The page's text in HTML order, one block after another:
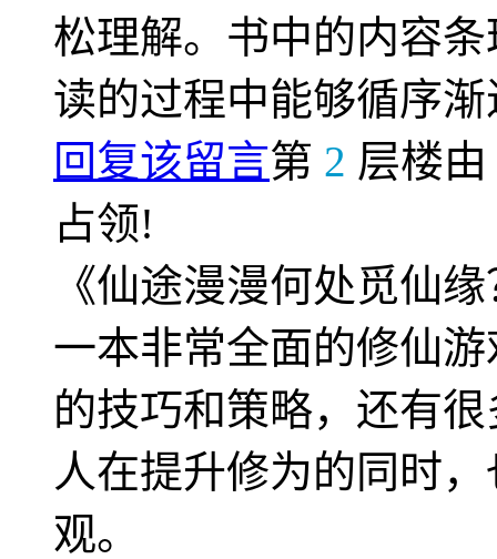
松理解。书中的内容
读的过程中能够循序
回复该留言第 2 层楼由
占领!
《仙途漫漫何处觅仙
一本非常全面的修仙
的技巧和策略，还有
人在提升修为的同时
观。